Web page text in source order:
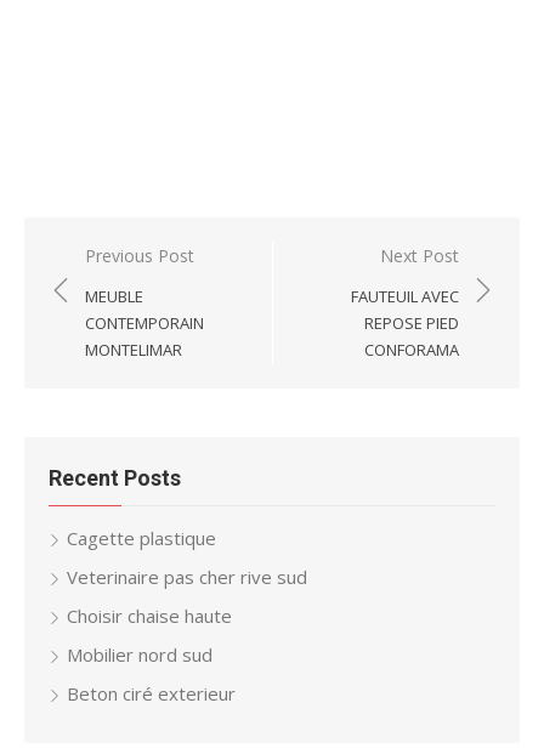
Post
navigation
Previous Post
MEUBLE
CONTEMPORAIN
MONTELIMAR
Next Post
FAUTEUIL AVEC
REPOSE PIED
CONFORAMA
Recent Posts
Cagette plastique
Veterinaire pas cher rive sud
Choisir chaise haute
Mobilier nord sud
Beton ciré exterieur